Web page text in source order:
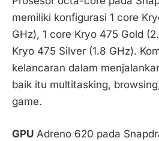
memiliki konfigurasi 1 core
GHz), 1 core Kryo 475 Gold
Kryo 475 Silver (1.8 GHz).
kelancaran dalam
baik itu multitasking,
game.
GPU Adreno 620 pada